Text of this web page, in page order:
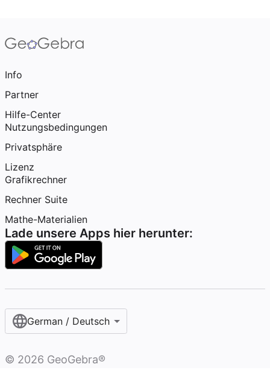
Info
Partner
Hilfe-Center
Nutzungsbedingungen
Privatsphäre
Lizenz
Grafikrechner
Rechner Suite
Mathe-Materialien
Lade unsere Apps hier herunter:
German / Deutsch
© 2026 GeoGebra®